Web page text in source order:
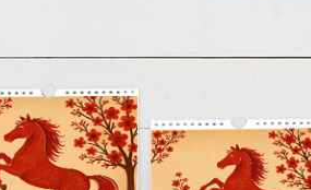
15х20
20х30
30х30
30х40
А4
Фото